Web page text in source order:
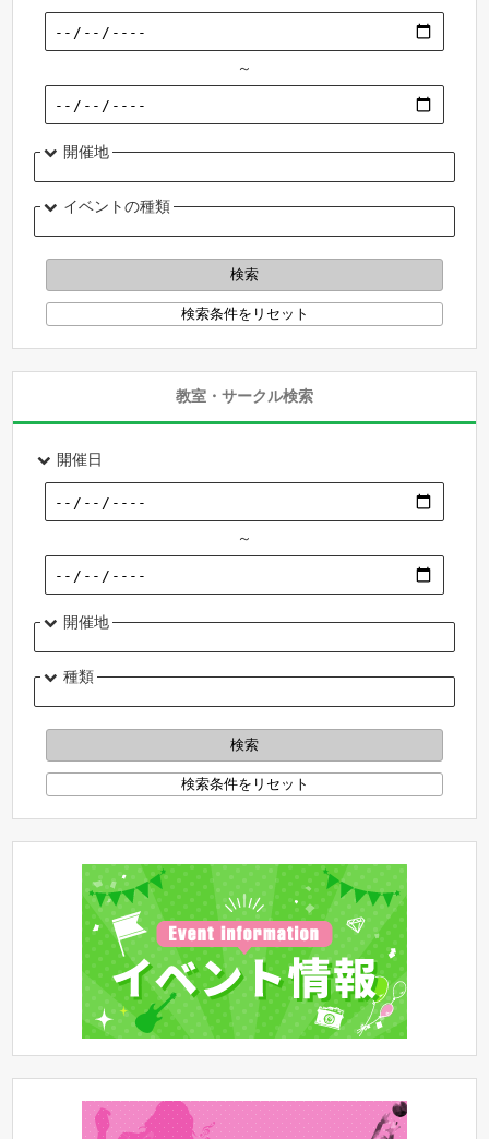
～
開催地
イベントの種類
教室・サークル検索
開催日
～
開催地
種類